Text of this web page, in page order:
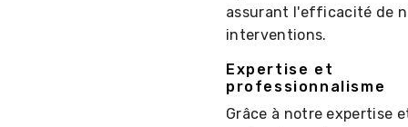
assurant l'efficacité de
interventions.
Expertise et
professionnalisme
Grâce à notre expertise